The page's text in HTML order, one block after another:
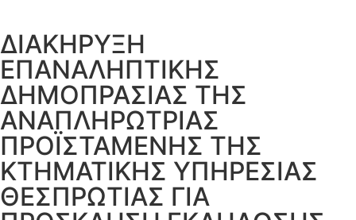
ΔΙΑΚΗΡΥΞΗ
ΕΠΑΝΑΛΗΠΤΙΚΗΣ
ΔHMOΠPAΣΙΑΣ THΣ
ΑΝΑΠΛΗΡΩΤΡΙΑΣ
ΠPOΪΣΤΑΜΕΝΗΣ ΤΗΣ
KTHMATIKHΣ YΠΗΡΕΣΙΑΣ
ΘΕΣΠΡΩΤΙΑΣ ΓΙΑ